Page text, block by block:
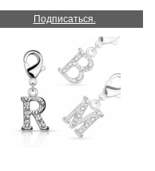
Подписаться.